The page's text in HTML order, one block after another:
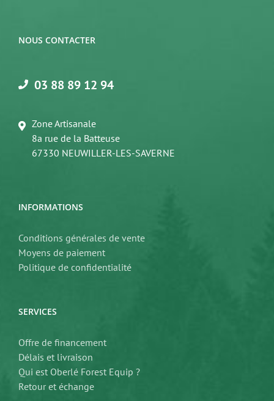
NOUS CONTACTER
03 88 89 12 94
Zone Artisanale
8a rue de la Batteuse
67330 NEUWILLER-LES-SAVERNE
INFORMATIONS
Conditions générales de vente
Moyens de paiement
Politique de confidentialité
SERVICES
Offre de financement
Délais et livraison
Qui est Oberlé Forest Equip ?
Retour et échange